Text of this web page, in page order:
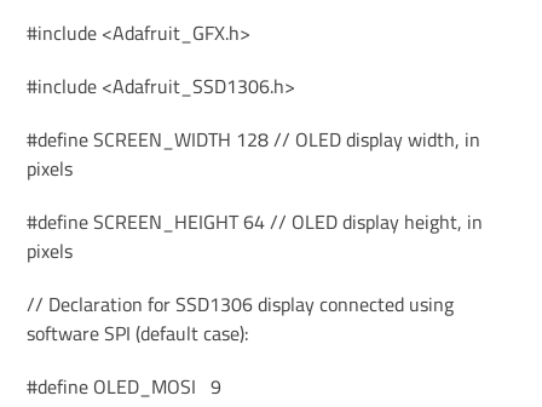
#include <Adafruit_GFX.h>
#include <Adafruit_SSD1306.h>
#define SCREEN_WIDTH 128 // OLED display width, in
pixels
#define SCREEN_HEIGHT 64 // OLED display height, in
pixels
// Declaration for SSD1306 display connected using
software SPI (default case):
#define OLED_MOSI 9